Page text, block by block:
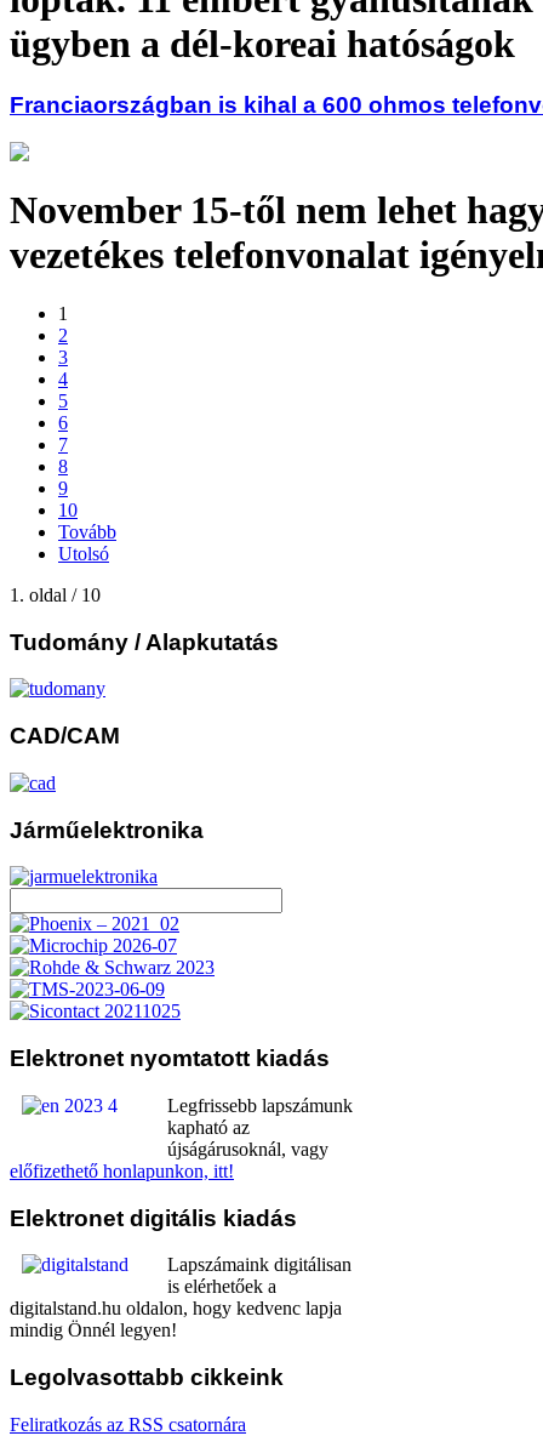
ügyben a dél-koreai hatóságok
Franciaországban is kihal a 600 ohmos
November 15-től nem lehet
vezetékes telefonvonalat
1
2
3
4
5
6
7
8
9
10
Tovább
Utolsó
1. oldal / 10
Tudomány / Alapkutatás
CAD/CAM
Járműelektronika
Elektronet nyomtatott kiadás
Legfrissebb lapszámunk
kapható az
újságárusoknál, vagy
előfizethető honlapunkon, itt!
Elektronet digitális kiadás
Lapszámaink digitálisan
is elérhetőek a
digitalstand.hu oldalon, hogy kedvenc lapja
mindig Önnél legyen!
Legolvasottabb cikkeink
Feliratkozás az RSS csatornára